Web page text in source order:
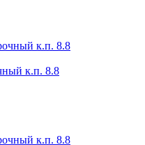
к.п. 8.8